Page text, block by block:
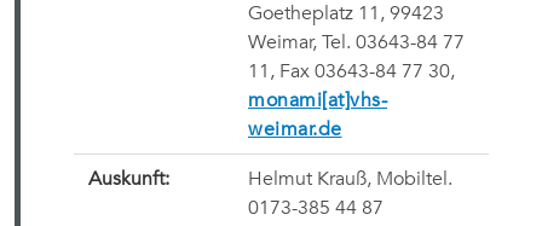
Goetheplatz 11, 99423
Weimar, Tel. 03643-84 77
11, Fax 03643-84 77 30,
monami[at]vhs-
weimar.de
Auskunft:
Helmut Krauß, Mobiltel.
0173-385 44 87